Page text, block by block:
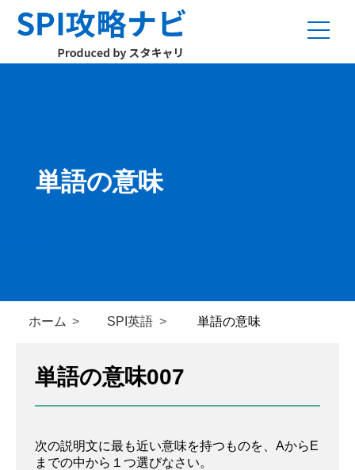
単語の意味
ホーム SPI英語 単語の意味
単語の意味007
次の説明文に最も近い意味を持つものを、AからE
までの中から１つ選びなさい。